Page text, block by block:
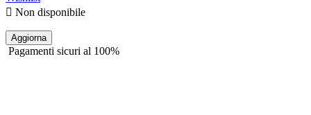
 Non disponibile
Pagamenti sicuri al 100%